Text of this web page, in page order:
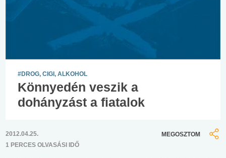
#DROG, CIGI, ALKOHOL
Könnyedén veszik a
dohányzást a fiatalok
2012.04.25.
1 PERCES OLVASÁSI IDŐ
MEGOSZTOM